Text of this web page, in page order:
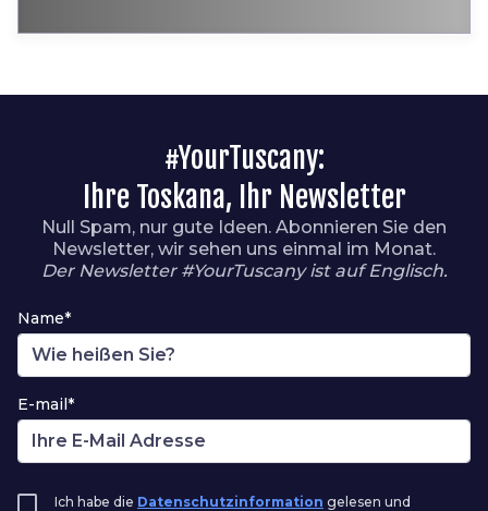
#YourTuscany:
Ihre Toskana, Ihr Newsletter
Null Spam, nur gute Ideen. Abonnieren Sie den
Newsletter, wir sehen uns einmal im Monat.
Der Newsletter #YourTuscany ist auf Englisch.
Name*
E-mail*
Ich habe die Datenschutzinformation gelesen und